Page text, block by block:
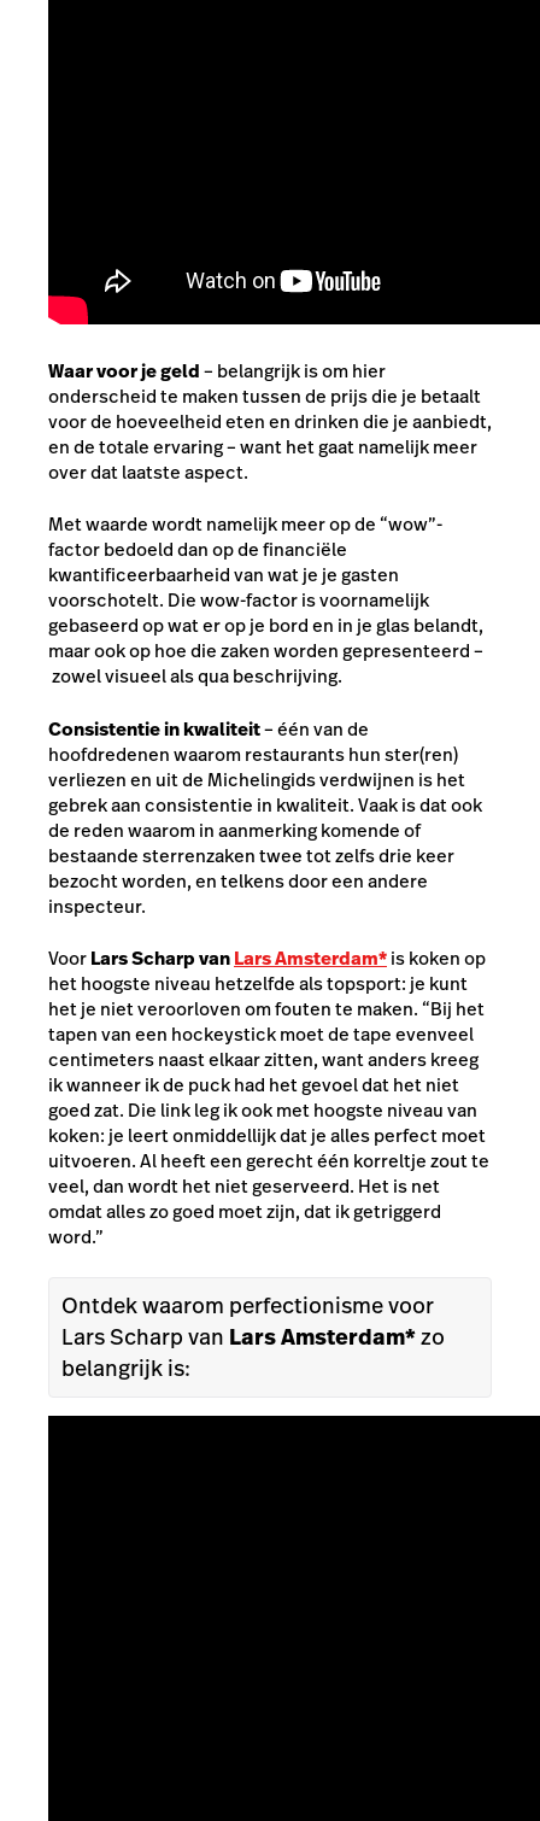
Waar voor je geld– belangrijk is om hier
onderscheid te maken tussen de prijs die je betaalt
voor de hoeveelheid eten en drinken die je aanbiedt,
en de totale ervaring – want het gaat namelijk meer
over dat laatste aspect.
Met waarde wordt namelijk meer op de “wow”-
factor bedoeld dan op de financiële
kwantificeerbaarheid van wat je je gasten
voorschotelt. Die wow-factor is voornamelijk
gebaseerd op wat er op je bord en in je glas belandt,
maar ook op hoe die zaken worden gepresenteerd –
zowel visueel als qua beschrijving.
Consistentie in kwaliteit– één van de
hoofdredenen waarom restaurants hun ster(ren)
verliezen en uit de Michelingids verdwijnen is het
gebrek aan consistentie in kwaliteit. Vaak is dat ook
de reden waarom in aanmerking komende of
bestaande sterrenzaken twee tot zelfs drie keer
bezocht worden, en telkens door een andere
inspecteur.
VoorLars Scharp vanLars Amsterdam*is koken op
het hoogste niveau hetzelfde als topsport: je kunt
het je niet veroorloven om fouten te maken. “Bij het
tapen van een hockeystick moet de tape evenveel
centimeters naast elkaar zitten, want anders kreeg
ik wanneer ik de puck had het gevoel dat het niet
goed zat. Die link leg ik ook met hoogste niveau van
koken: je leert onmiddellijk dat je alles perfect moet
uitvoeren. Al heeft een gerecht één korreltje zout te
veel, dan wordt het niet geserveerd. Het is net
omdat alles zo goed moet zijn, dat ik getriggerd
word.”
Ontdek waarom perfectionisme voor
Lars Scharp van Lars Amsterdam*zo
belangrijk is: